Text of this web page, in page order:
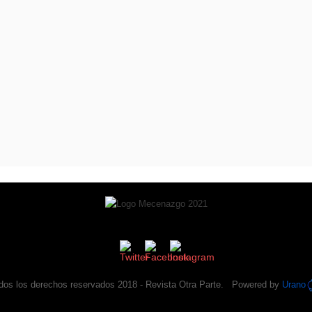
los derechos reservados 2018 - Revista Otra Parte. Powered by Urano